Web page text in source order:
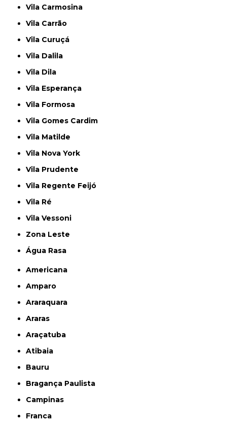
Vila Carmosina
Vila Carrão
Vila Curuçá
Vila Dalila
Vila Dila
Vila Esperança
Vila Formosa
Vila Gomes Cardim
Vila Matilde
Vila Nova York
Vila Prudente
Vila Regente Feijó
Vila Ré
Vila Vessoni
Zona Leste
Água Rasa
Americana
Amparo
Araraquara
Araras
Araçatuba
Atibaia
Bauru
Bragança Paulista
Campinas
Franca